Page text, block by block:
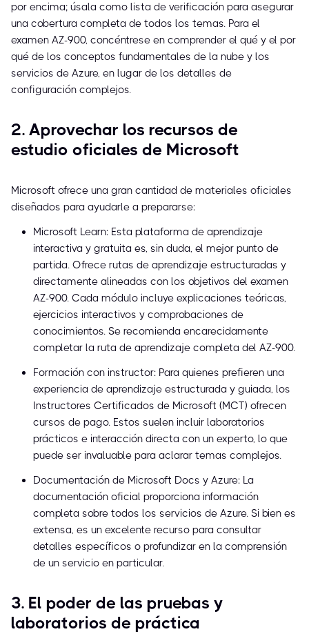
por encima; úsala como lista de verificación para asegurar
una cobertura completa de todos los temas. Para el
examen AZ-900, concéntrese en comprender el qué y el por
qué de los conceptos fundamentales de la nube y los
servicios de Azure, en lugar de los detalles de
configuración complejos.
2. Aprovechar los recursos de
estudio oficiales de Microsoft
Microsoft ofrece una gran cantidad de materiales oficiales
diseñados para ayudarle a prepararse:
Microsoft Learn: Esta plataforma de aprendizaje
interactiva y gratuita es, sin duda, el mejor punto de
partida. Ofrece rutas de aprendizaje estructuradas y
directamente alineadas con los objetivos del examen
AZ-900. Cada módulo incluye explicaciones teóricas,
ejercicios interactivos y comprobaciones de
conocimientos. Se recomienda encarecidamente
completar la ruta de aprendizaje completa del AZ-900.
Formación con instructor: Para quienes prefieren una
experiencia de aprendizaje estructurada y guiada, los
Instructores Certificados de Microsoft (MCT) ofrecen
cursos de pago. Estos suelen incluir laboratorios
prácticos e interacción directa con un experto, lo que
puede ser invaluable para aclarar temas complejos.
Documentación de Microsoft Docs y Azure: La
documentación oficial proporciona información
completa sobre todos los servicios de Azure. Si bien es
extensa, es un excelente recurso para consultar
detalles específicos o profundizar en la comprensión
de un servicio en particular.
3. El poder de las pruebas y
laboratorios de práctica